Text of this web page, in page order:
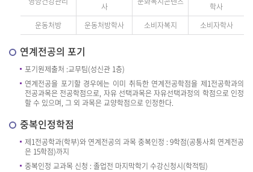
사
학사
운동처방
운동처방학사 소비자복지 소비자학사
연계전공의 포기
포기원제출처 :교무팀(성신관 1층)
연계전공을 포기할 경우에는 이미 취득한 연계전공학점을 제1전공학과의
전공과목은 전공학점으로, 자유 선택과목은 자유선택과정의 학점으로 인정
할 수 있으며, 그 외 과목은 교양학점으로 인정한다.
중복인정학점
제1전공학과(학부)와 연계전공의 과목 중복인정 : 9학점(공통사회 연계전공
은 15학점)까지
중복인정 교과목 신청 : 졸업전 마지막학기 수강신청시(학적팀)